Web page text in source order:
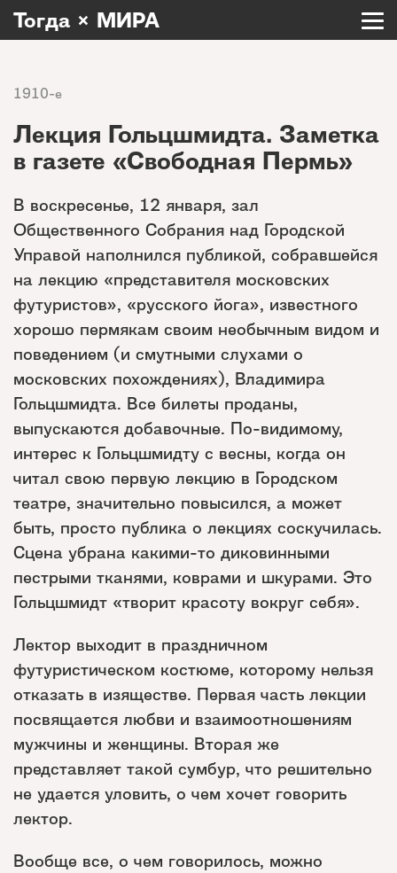
Тогда × МИРА
1910-е
Лекция Гольцшмидта. Заметка
в газете «Свободная Пермь»
В воскресенье, 12 января, зал
Общественного Собрания над Городской
Управой наполнился публикой, собравшейся
на лекцию «представителя московских
футуристов», «русского йога», известного
хорошо пермякам своим необычным видом и
поведением (и смутными слухами о
московских похождениях), Владимира
Гольцшмидта. Все билеты проданы,
выпускаются добавочные. По-видимому,
интерес к Гольцшмидту с весны, когда он
читал свою первую лекцию в Городском
театре, значительно повысился, а может
быть, просто публика о лекциях соскучилась.
Сцена убрана какими-то диковинными
пестрыми тканями, коврами и шкурами. Это
Гольцшмидт «творит красоту вокруг себя».
Лектор выходит в праздничном
футуристическом костюме, которому нельзя
отказать в изяществе. Первая часть лекции
посвящается любви и взаимоотношениям
мужчины и женщины. Вторая же
представляет такой сумбур, что решительно
не удается уловить, о чем хочет говорить
лектор.
Вообще все, о чем говорилось, можно